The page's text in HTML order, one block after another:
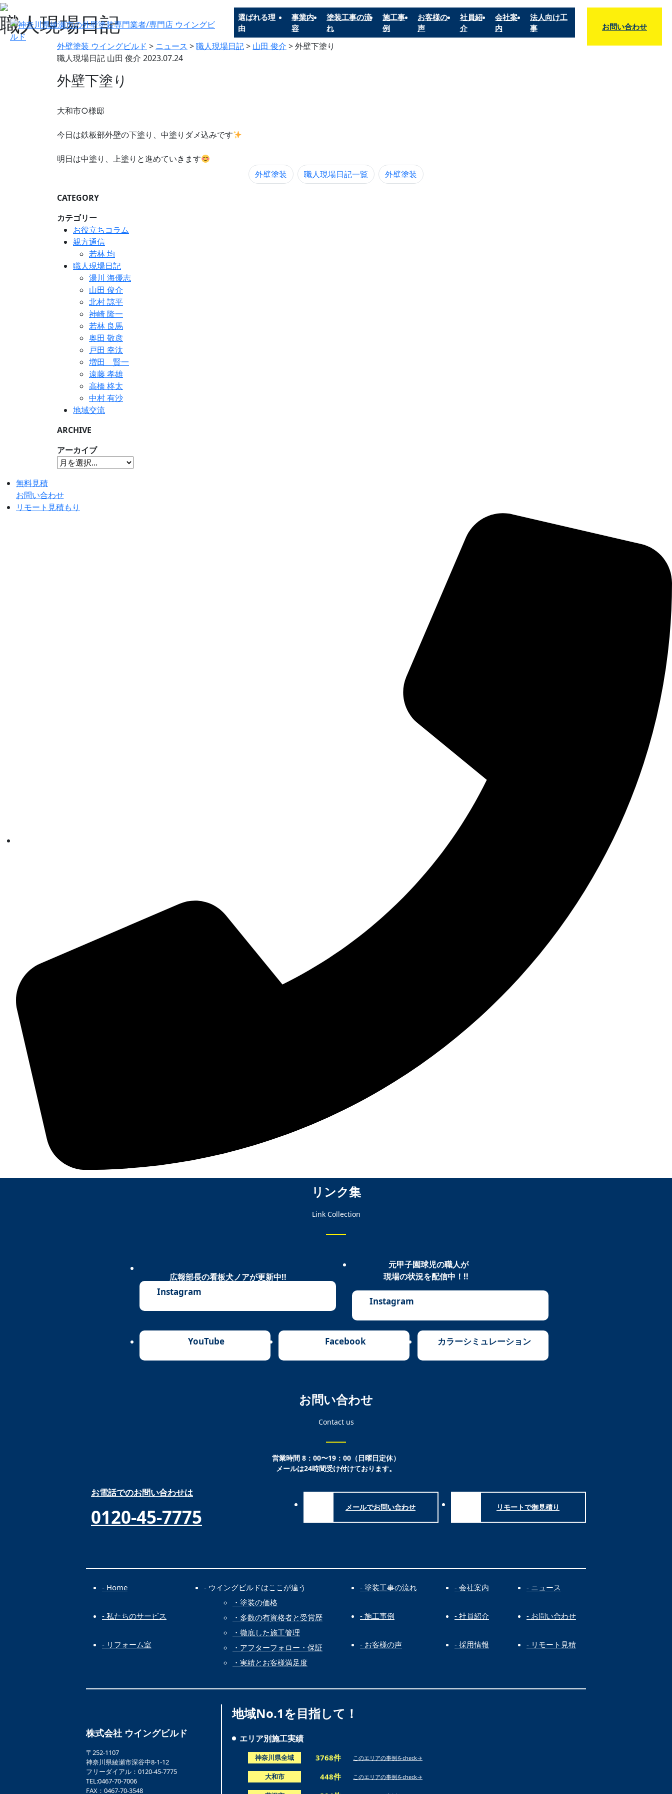
選ばれる理
由
事業内
容
塗装工事の流
れ
施工事
例
お客様の
声
社員紹
介
会社案
内
法人向け工
事
お問い合わせ
職人現場日記
外壁塗装 ウイングビルド > ニュース >職人現場日記> 山田 俊介 >外壁下塗り
職人現場日記 山田 俊介 2023.07.24
外壁下塗り
大和市○様邸
今日は鉄板部外壁の下塗り、中塗りダメ込みです
明日は中塗り、上塗りと進めていきます
外壁塗装
職人現場日記一覧 外壁塗装
CATEGORY
カテゴリー
お役立ちコラム
親方通信
若林 均
職人現場日記
湯川 海優志
山田 俊介
北村 諒平
神崎 隆一
若林 良馬
奥田 敬彦
戸田 幸汰
増田 賢一
遠藤 孝雄
高橋 柊太
中村 有沙
地域交流
ARCHIVE
アーカイブ
無料見積
お問い合わせ
リモート見積もり
リンク集
Link Collection
広報部長の看板犬ノアが更新中!!
Instagram
元甲子園球児の職人が
現場の状況を配信中！!!
Instagram
YouTube Facebook カラーシミュレーション
お問い合わせ
Contact us
営業時間 8：00〜19：00（日曜日定休）
メールは24時間受け付けております。
お電話でのお問い合わせは
0120-45-7775 メールでお問い合わせ リモートで御見積り
- Home
- 私たちのサービス
- リフォーム室
- ウイングビルドはここが違う
・塗装の価格
・多数の有資格者と受賞歴
・徹底した施工管理
・アフターフォロー・保証
・実績とお客様満足度
- 塗装工事の流れ
- 施工事例
- お客様の声
- 会社案内
- 社員紹介
- 採用情報
- ニュース
- お問い合わせ
- リモート見積
株式会社 ウイングビルド
〒252-1107
神奈川県綾瀬市深谷中8-1-12
フリーダイアル：0120-45-7775
TEL:0467-70-7006
FAX：0467-70-3548
地域No.1を目指して！
エリア別施工実績
神奈川県全域 3768件 このエリアの事例をcheck→
大和市 448件 このエリアの事例をcheck→